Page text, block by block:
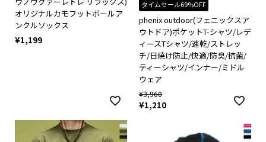
オリジナルカモフットボールア
ンクルソックス
¥1,199
タイムセール69%OFF
phenix outdoor(フェニックスア
ウトドア)ポケットT-シャツ/レデ
ィースTシャツ/速乾/ストレッ
チ/日焼け防止/快適/防臭/抗菌/
ティーシャツ/インナー/ミドル
ウェア
¥3,960
¥1,210